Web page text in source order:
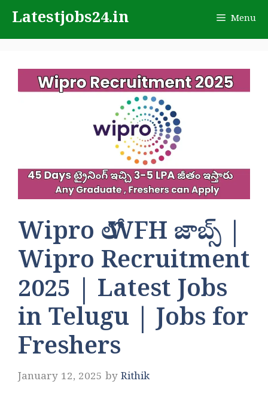
content
Latestjobs24.in Menu
Wipro లో WFH జాబ్స్ |
Wipro Recruitment
2025 | Latest Jobs
in Telugu | Jobs for
Freshers
January 12, 2025 by Rithik